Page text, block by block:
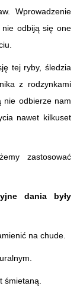
Wprowadzenie
odbiją się one
tej ryby, śledzia
z rodzynkami
nie odbierze nam
nawet kilkuset
zastosować
dania były
na chude.
śmietaną.